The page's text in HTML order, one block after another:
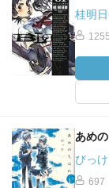
桂明
1255
あめ
びっけ
697